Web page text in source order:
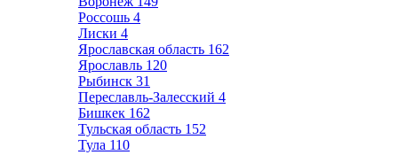
Россошь 4
Лиски 4
Ярославская область 162
Ярославль 120
Рыбинск 31
Переславль-Залесский 4
Бишкек 162
Тульская область 152
Тула 110